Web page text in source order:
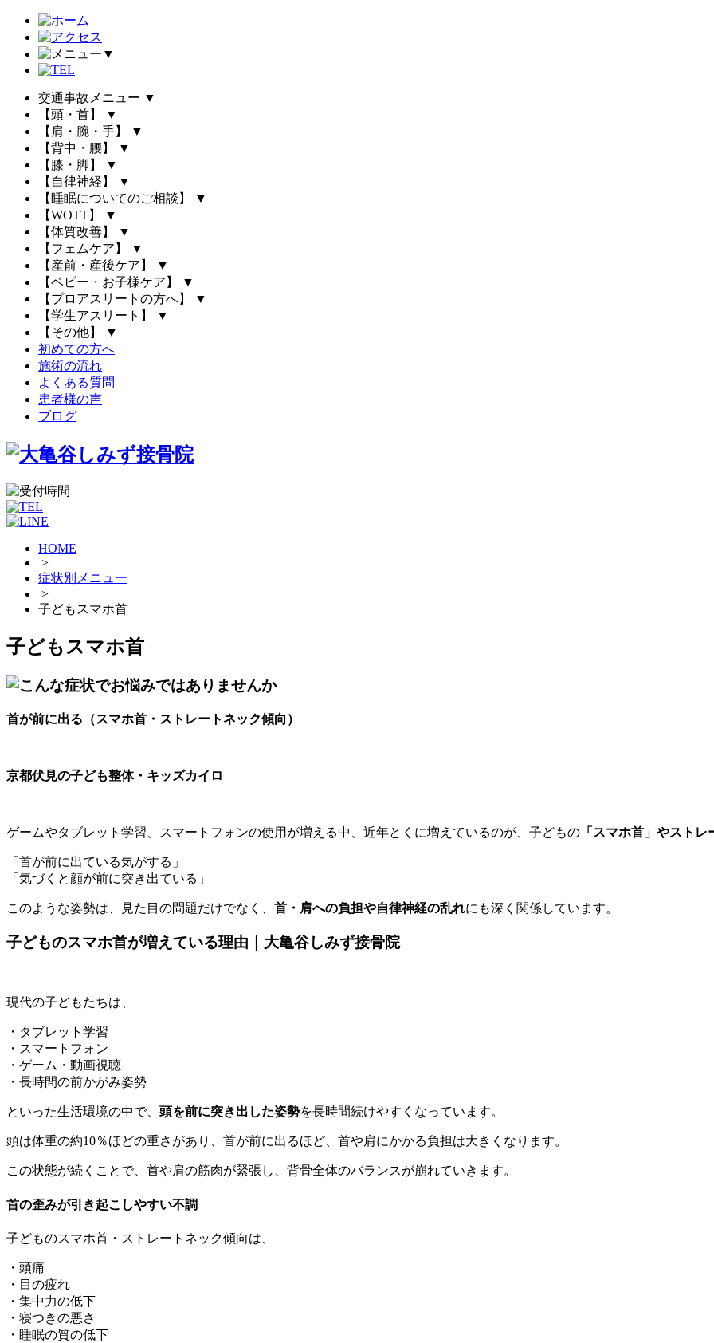
▼
交通事故メニュー ▼
【頭・首】
▼
【肩・腕・手】
▼
【背中・腰】
▼
【膝・脚】
▼
【自律神経】
▼
【睡眠についてのご相談】
▼
【WOTT】
▼
【体質改善】
▼
【フェムケア】
▼
【産前・産後ケア】
▼
【ベビー・お子様ケア】
▼
【プロアスリートの方へ】
▼
【学生アスリート】
▼
【その他】
▼
初めての方へ
施術の流れ
よくある質問
患者様の声
ブログ
HOME
>
症状別メニュー
>
子どもスマホ首
子どもスマホ首
首が前に出る（スマホ首・ストレートネック傾向）
京都伏見の子ども整体・キッズカイロ
ゲームやタブレット学習、スマートフォンの使用が増える中、近年とくに増えているのが、子どもの 「スマホ首」 やストレ
「首が前に出ている気がする」
「気づくと顔が前に突き出ている」
このような姿勢は、見た目の問題だけでなく、 首・肩への負担や自律神経の乱れにも深く関係しています。
子どものスマホ首が増えている理由｜大亀谷しみず接骨院
現代の子どもたちは、
・タブレット学習
・スマートフォン
・ゲーム・動画視聴
・長時間の前かがみ姿勢
といった生活環境の中で、 頭を前に突き出した姿勢を長時間続けやすくなっています。
頭は体重の約10％ほどの重さがあり、 首が前に出るほど、首や肩にかかる負担は大きくなります。
この状態が続くことで、 首や肩の筋肉が緊張し、背骨全体のバランスが崩れていきます。
首の歪みが引き起こしやすい不調
子どものスマホ首・ストレートネック傾向は、
・頭痛
・目の疲れ
・集中力の低下
・寝つきの悪さ
・睡眠の質の低下